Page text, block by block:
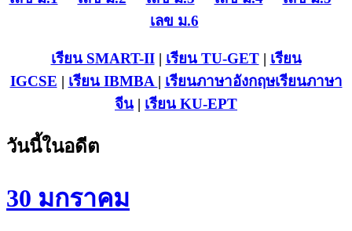
เลข ม.6
เรียน SMART-II| เรียน TU-GET| เรียน
IGCSE | เรียน IBMBA | เรียนภาษาอังกฤษเรียนภาษา
จีน | เรียน KU-EPT
วันนี้ในอดีต
30 มกราคม